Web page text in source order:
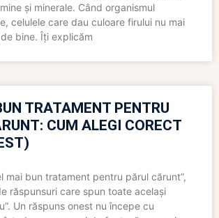
și minerale. Când organismul
celulele care dau culoare firului nu mai
bine. Îți explicăm
TRATAMENT PENTRU
CUM ALEGI CORECT
mai bun tratament pentru părul cărunt”,
răspunsuri care spun toate același
Un răspuns onest nu începe cu